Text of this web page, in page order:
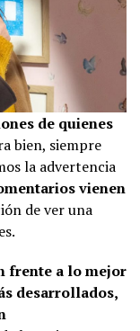
de quienes
bien, siempre
la advertencia
vienen
de ver una
frente a lo mejor
desarrollados,